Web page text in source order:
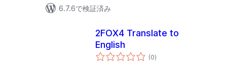
6.7.6で検証済み
2FOX4 Translate to
English
(0個
の)